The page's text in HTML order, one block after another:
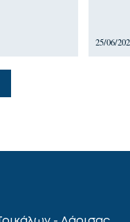
25/06/